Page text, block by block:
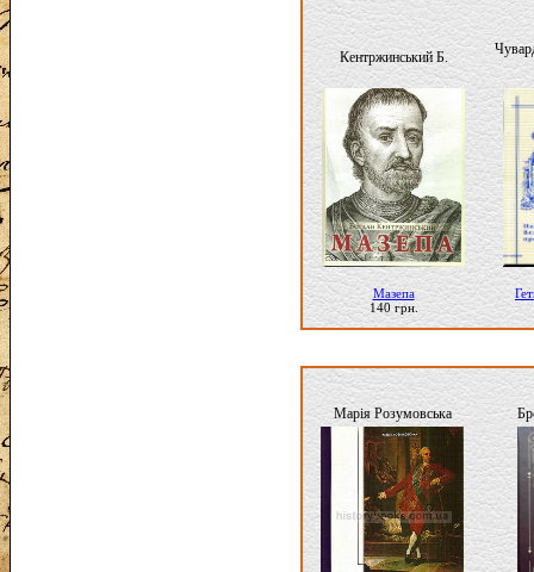
Кентржинський Б.
Мазепа
140 грн.
Марія Розумовська